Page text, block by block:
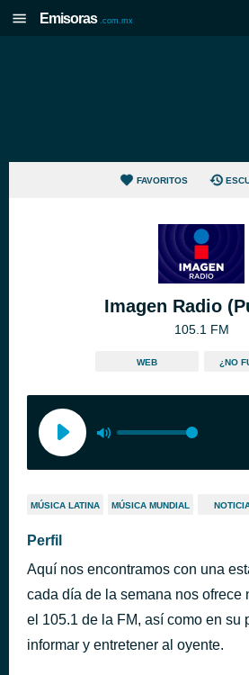
Emisoras .com.mx
FAVORITOS
Imagen Radio
105.1 FM
WEB ¿NO
MÚSICA LATINA MÚSICA MUNDIAL
Perfil
Aquí nos encontramos con una
cada día de la semana nos ofrece
el 105.1 de la FM, así como en su
informar y entretener al oyente.